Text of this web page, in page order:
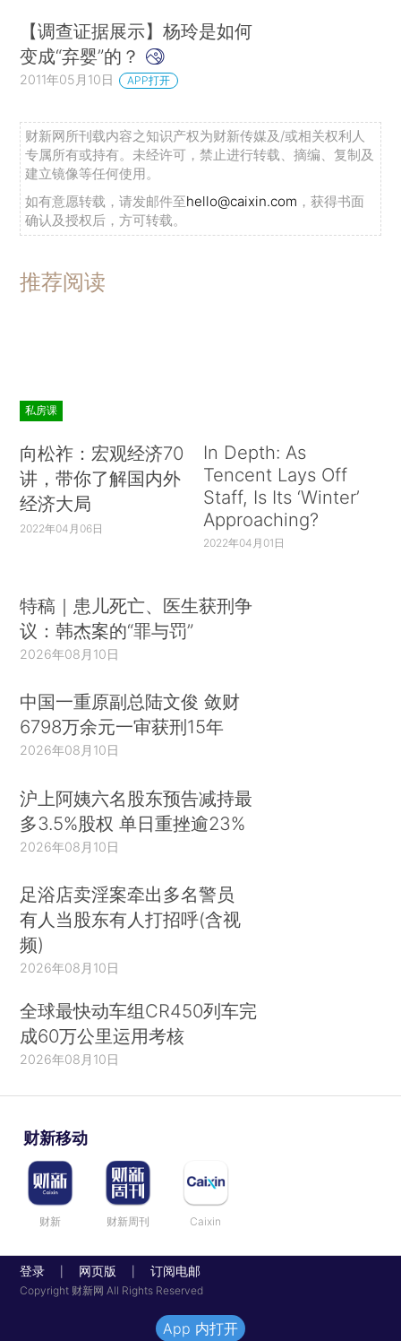
【调查证据展示】杨玲是如何
变成“弃婴”的？
2011年05月10日 APP打开
财新网所刊载内容之知识产权为财新传媒及/或相关权利人
专属所有或持有。未经许可，禁止进行转载、摘编、复制及
建立镜像等任何使用。
如有意愿转载，请发邮件至hello@caixin.com ，获得书面
确认及授权后，方可转载。
推荐阅读
私房课
向松祚：宏观经济70
讲，带你了解国内外
经济大局
2022年04月06日
In Depth: As
Tencent Lays Off
Staff, Is Its ‘Winter’
Approaching?
2022年04月01日
特稿｜患儿死亡、医生获刑争
议：韩杰案的“罪与罚”
2026年08月10日
中国一重原副总陆文俊 敛财
6798万余元一审获刑15年
2026年08月10日
沪上阿姨六名股东预告减持最
多3.5%股权 单日重挫逾23%
2026年08月10日
足浴店卖淫案牵出多名警员
有人当股东有人打招呼(含视
频)
2026年08月10日
全球最快动车组CR450列车完
成60万公里运用考核
2026年08月10日
财新移动
财新 财新周刊 Caixin
登录 网页版 订阅电邮
Copyright 财新网 All Rights Reserved
App 内打开